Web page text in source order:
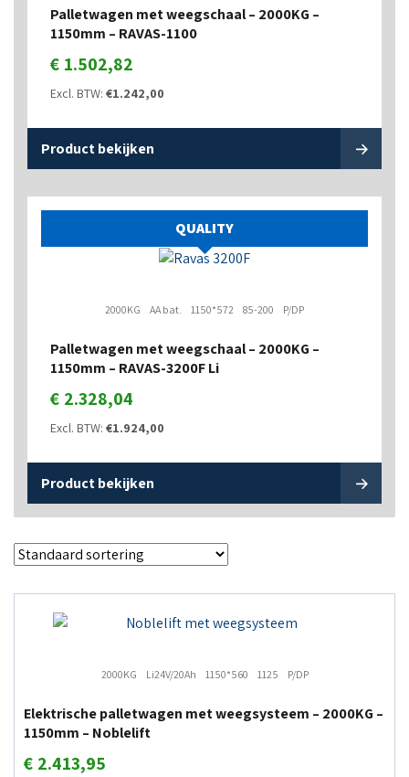
Palletwagen met weegschaal – 2000KG –
1150mm – RAVAS-1100
€ 1.502,82
Excl. BTW: €1.242,00
Product bekijken
QUALITY
2000KG AA bat. 1150*572 85-200 P/DP
Palletwagen met weegschaal – 2000KG –
1150mm – RAVAS-3200F Li
€ 2.328,04
Excl. BTW: €1.924,00
Product bekijken
2000KG Li24V/20Ah 1150*560 1125 P/DP
Elektrische palletwagen met weegsysteem – 2000KG –
1150mm – Noblelift
€ 2.413,95